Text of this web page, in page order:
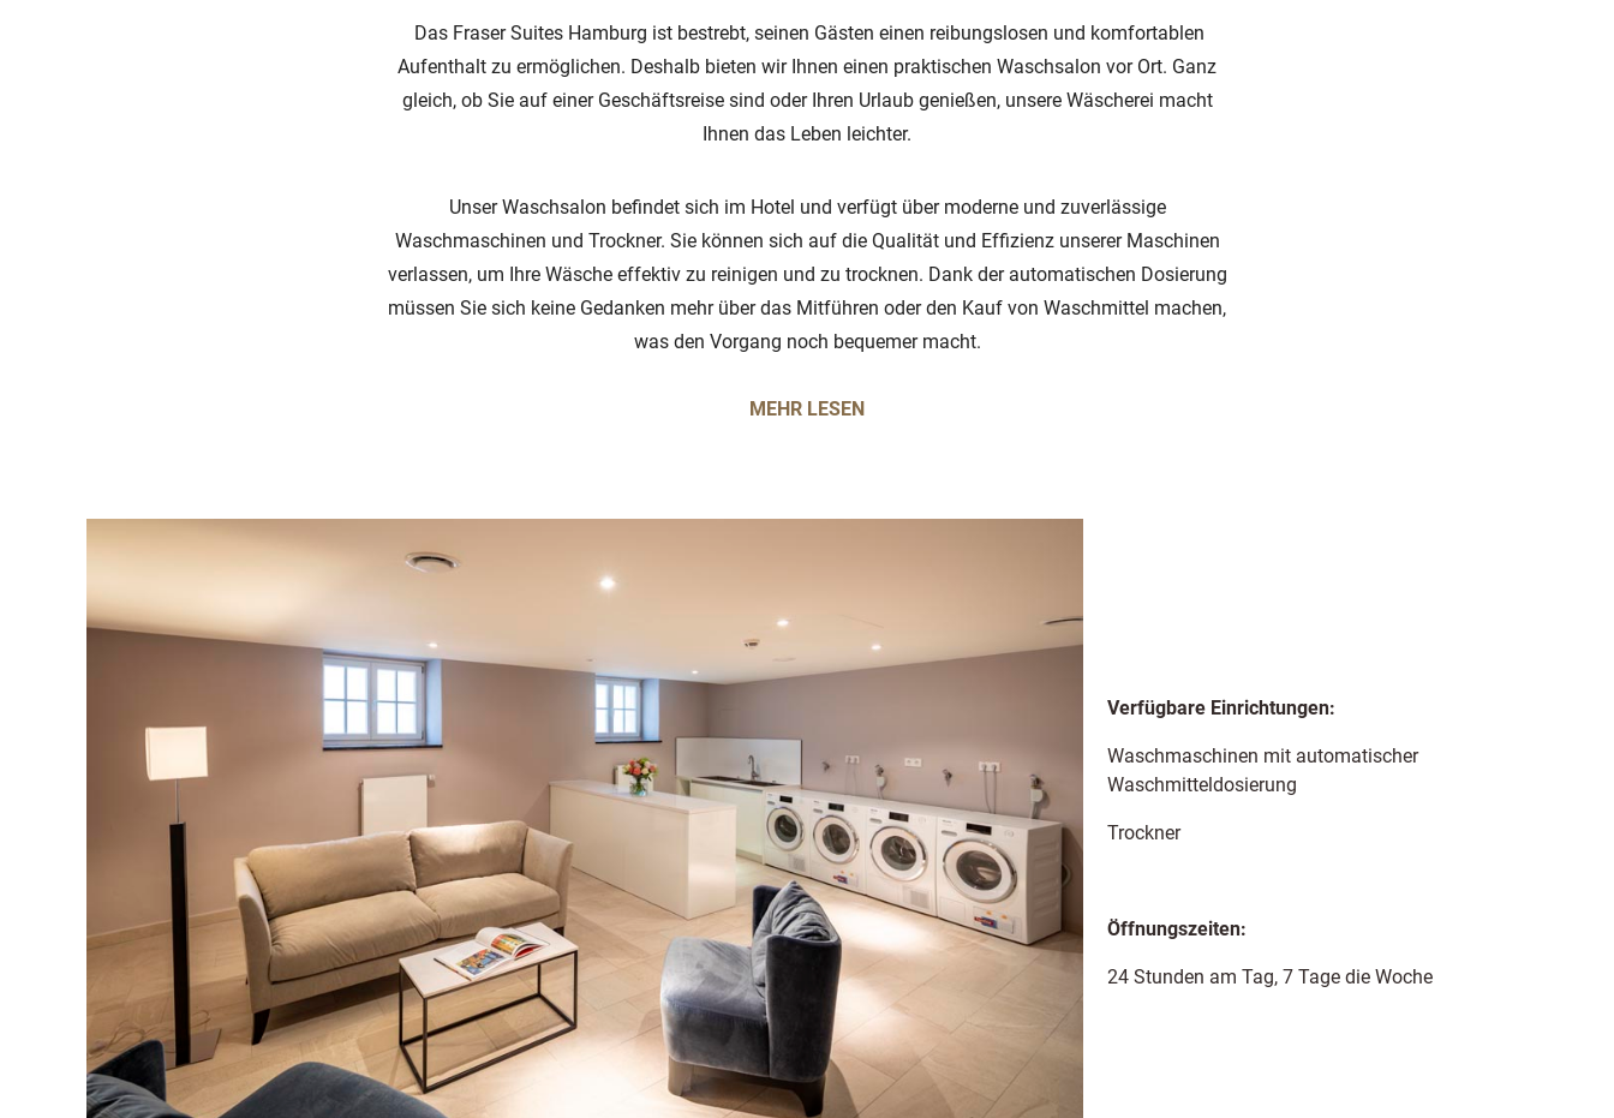
Das Fraser Suites Hamburg ist bestrebt, seinen Gästen einen reibungslosen und komfortablen
Aufenthalt zu ermöglichen. Deshalb bieten wir Ihnen einen praktischen Waschsalon vor Ort. Ganz
gleich, ob Sie auf einer Geschäftsreise sind oder Ihren Urlaub genießen, unsere Wäscherei macht
Ihnen das Leben leichter.
Unser Waschsalon befindet sich im Hotel und verfügt über moderne und zuverlässige
Waschmaschinen und Trockner. Sie können sich auf die Qualität und Effizienz unserer Maschinen
verlassen, um Ihre Wäsche effektiv zu reinigen und zu trocknen. Dank der automatischen Dosierung
müssen Sie sich keine Gedanken mehr über das Mitführen oder den Kauf von Waschmittel machen,
was den Vorgang noch bequemer macht.
MEHR LESEN
Verfügbare Einrichtungen:
Waschmaschinen mit automatischer
Waschmitteldosierung
Trockner
Öffnungszeiten:
24 Stunden am Tag, 7 Tage die Woche